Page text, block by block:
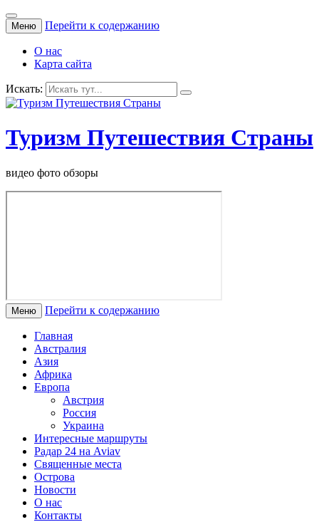
Меню Перейти к содержанию
О нас
Карта сайта
Искать:
Туризм Путешествия Страны
видео фото обзоры
Меню Перейти к содержанию
Главная
Австралия
Азия
Африка
Европа
Австрия
Россия
Украина
Интересные маршруты
Радар 24 на Aviav
Священные места
Острова
Новости
О нас
Контакты